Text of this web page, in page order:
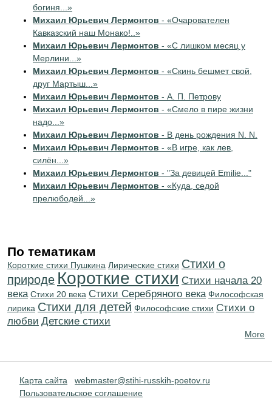
богиня...»
Михаил Юрьевич Лермонтов - «Очарователен
Кавказский наш Монако!..»
Михаил Юрьевич Лермонтов - «С лишком месяц у
Мерлини...»
Михаил Юрьевич Лермонтов - «Скинь бешмет свой,
друг Мартыш...»
Михаил Юрьевич Лермонтов - А. П. Петрову
Михаил Юрьевич Лермонтов - «Смело в пире жизни
надо...»
Михаил Юрьевич Лермонтов - В день рождения N. N.
Михаил Юрьевич Лермонтов - «В игре, как лев,
силён...»
Михаил Юрьевич Лермонтов - "За девицей Emilie..."
Михаил Юрьевич Лермонтов - «Куда, седой
прелюбодей...»
По тематикам
Короткие стихи Пушкина Лирические стихи Стихи о
природе Короткие стихи Cтихи начала 20
века Стихи 20 века Cтихи Серебряного века Философская
лирика Стихи для детей Философские стихи Стихи о
любви Детские стихи
More
Карта сайта
webmaster@stihi-russkih-poetov.ru
Пользовательское соглашение